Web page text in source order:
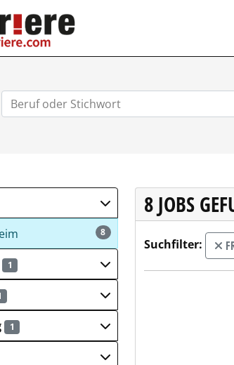
8
1
1
8 JOBS
Suchfilter: